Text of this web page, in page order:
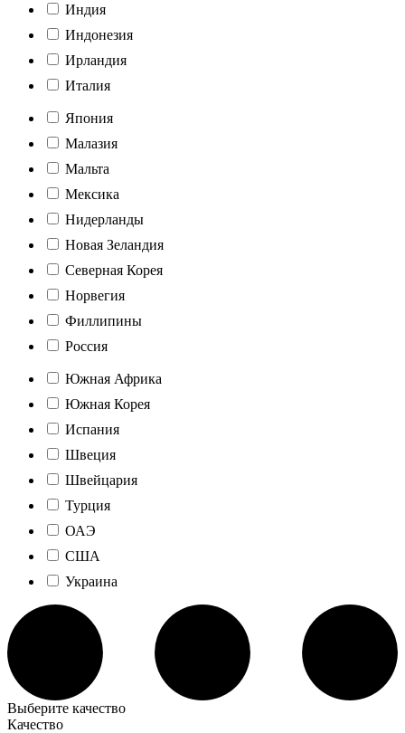
Индия
Индонезия
Ирландия
Италия
Япония
Малазия
Мальта
Мексика
Нидерланды
Новая Зеландия
Северная Корея
Норвегия
Филлипины
Россия
Южная Африка
Южная Корея
Испания
Швеция
Швейцария
Турция
ОАЭ
США
Украина
Выберите качество
Качество